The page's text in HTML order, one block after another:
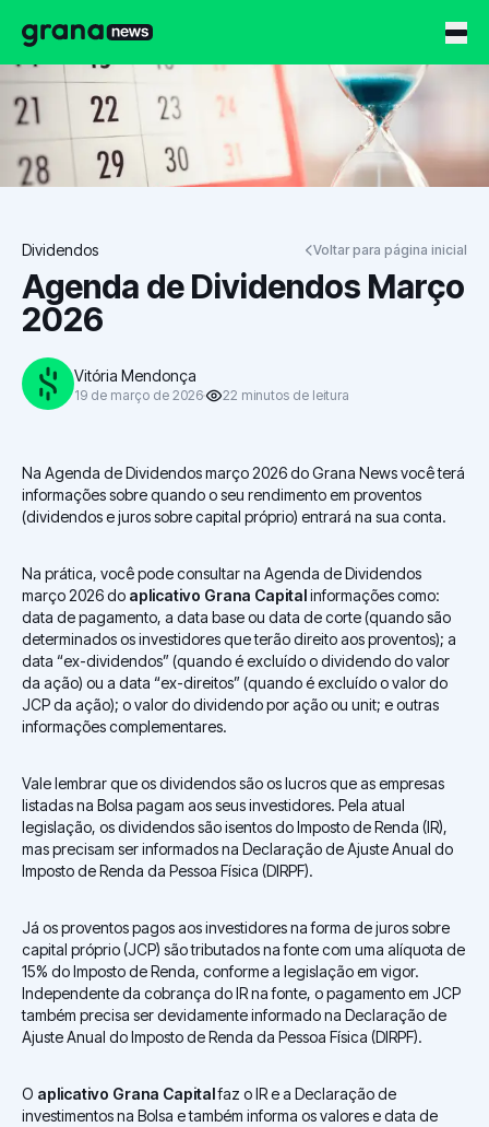
Grana News
Dividendos Voltar para página inicial
Agenda de Dividendos Março
2026
Vitória Mendonça
19 de março de 2026 22 minutos de leitura
Na Agenda de Dividendos março 2026 do Grana News você terá
informações sobre quando o seu rendimento em proventos
(dividendos e juros sobre capital próprio) entrará na sua conta.
Na prática, você pode consultar na Agenda de Dividendos
março 2026 do aplicativo Grana Capitalinformações como:
data de pagamento, a data base ou data de corte (quando são
determinados os investidores que terão direito aos proventos); a
data “ex-dividendos” (quando é excluído o dividendo do valor
da ação) ou a data “ex-direitos” (quando é excluído o valor do
JCP da ação); o valor do dividendo por ação ou unit; e outras
informações complementares.
Vale lembrar que os dividendos são os lucros que as empresas
listadas na Bolsa pagam aos seus investidores. Pela atual
legislação, os dividendos são isentos do Imposto de Renda (IR),
mas precisam ser informados na Declaração de Ajuste Anual do
Imposto de Renda da Pessoa Física (DIRPF).
Já os proventos pagos aos investidores na forma de juros sobre
capital próprio (JCP) são tributados na fonte com uma alíquota de
15% do Imposto de Renda, conforme a legislação em vigor.
Independente da cobrança do IR na fonte, o pagamento em JCP
também precisa ser devidamente informado na Declaração de
Ajuste Anual do Imposto de Renda da Pessoa Física (DIRPF).
O aplicativo Grana Capitalfaz o IR e a Declaração de
investimentos na Bolsa e também informa os valores e data de